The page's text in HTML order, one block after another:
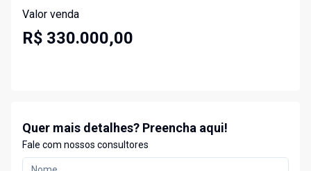
Valor venda
R$ 330.000,00
Quer mais detalhes? Preencha aqui!
Fale com nossos consultores